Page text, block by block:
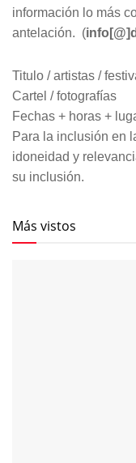
información lo más
antelación. (
Titulo / artistas /
Cartel / fotografías
Fechas + horas +
Para la inclusión en
idoneidad y
su inclusión.
Más vistos